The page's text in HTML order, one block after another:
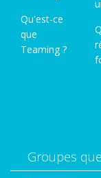
Qu'est-ce
que
Teaming ?
Groupes